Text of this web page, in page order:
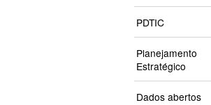
PDTIC
Planejamento
Estratégico
Dados abertos